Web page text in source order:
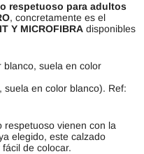
respetuoso para adultos
, concretamente es el
Y MICROFIBRA disponibles
blanco, suela en color
suela en color blanco). Ref:
respetuoso vienen con la
elegido, este calzado
de colocar.